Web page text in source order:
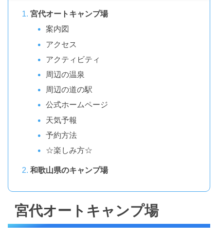
宮代オートキャンプ場
案内図
アクセス
アクティビティ
周辺の温泉
周辺の道の駅
公式ホームページ
天気予報
予約方法
☆楽しみ方☆
和歌山県のキャンプ場
宮代オートキャンプ場